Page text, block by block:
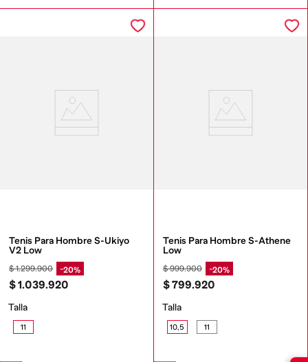
Tenis Para Hombre S-Ukiyo
V2 Low
$1.299.900 20%
$1.039.920
Talla
11
Tenis Para Hombre S-Athene
Low
$999.900 20%
$799.920
Talla
10,5 11